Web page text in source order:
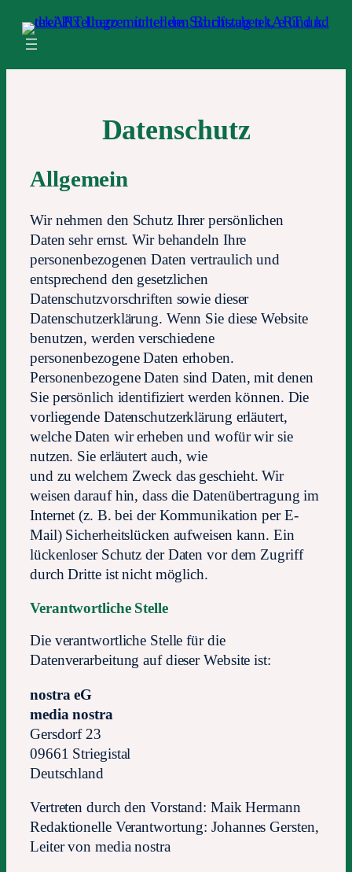
Datenschutz
Allgemein
Wir nehmen den Schutz Ihrer persönlichen
Daten sehr ernst. Wir behandeln Ihre
personenbezogenen Daten vertraulich und
entsprechend den gesetzlichen
Datenschutzvorschriften sowie dieser
Datenschutzerklärung. Wenn Sie diese Website
benutzen, werden verschiedene
personenbezogene Daten erhoben.
Personenbezogene Daten sind Daten, mit denen
Sie persönlich identifiziert werden können. Die
vorliegende Datenschutzerklärung erläutert,
welche Daten wir erheben und wofür wir sie
nutzen. Sie erläutert auch, wie
und zu welchem Zweck das geschieht. Wir
weisen darauf hin, dass die Datenübertragung im
Internet (z. B. bei der Kommunikation per E-
Mail) Sicherheitslücken aufweisen kann. Ein
lückenloser Schutz der Daten vor dem Zugriff
durch Dritte ist nicht möglich.
Verantwortliche Stelle
Die verantwortliche Stelle für die
Datenverarbeitung auf dieser Website ist:
nostra eG
media nostra
Gersdorf 23
09661 Striegistal
Deutschland
Vertreten durch den Vorstand: Maik Hermann
Redaktionelle Verantwortung: Johannes Gersten,
Leiter von media nostra